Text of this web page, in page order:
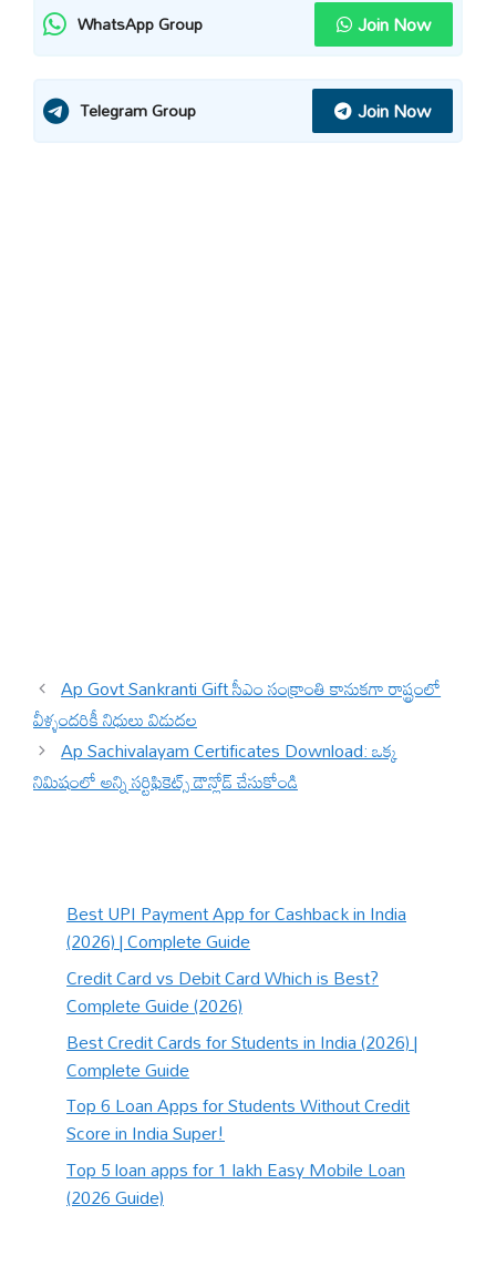
WhatsApp Group Join Now
Telegram Group Join Now
Ap Govt Sankranti Gift సీఎం సంక్రాంతి కానుకగా రాష్ట్రంలో
వీళ్ళందరికీ నిధులు విడుదల
Ap Sachivalayam Certificates Download: ఒక్క
నిమిషంలో అన్ని సర్టిఫికెట్స్ డౌన్లోడ్ చేసుకోండి
Best UPI Payment App for Cashback in India
(2026) | Complete Guide
Credit Card vs Debit Card Which is Best?
Complete Guide (2026)
Best Credit Cards for Students in India (2026) |
Complete Guide
Top 6 Loan Apps for Students Without Credit
Score in India Super!
Top 5 loan apps for 1 lakh Easy Mobile Loan
(2026 Guide)